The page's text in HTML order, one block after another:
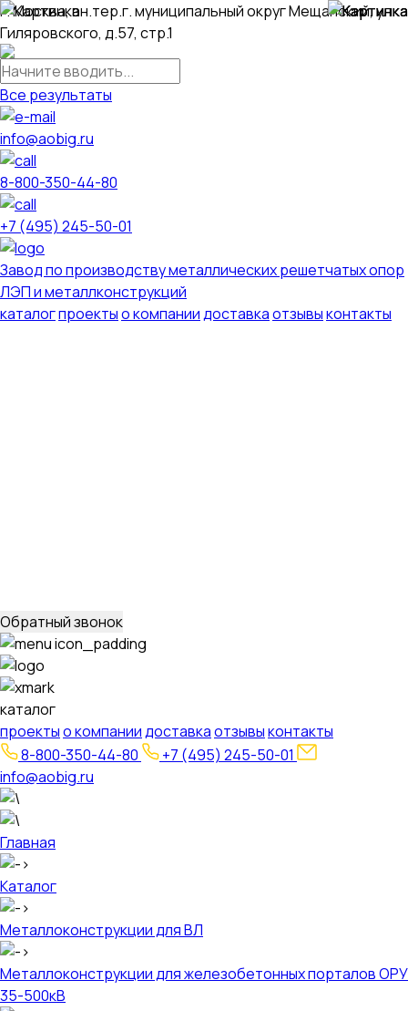
г. Москва, вн.тер.г. муниципальный округ Мещанский, ул.
Гиляровского, д.57, стр.1
Все результаты
info@aobig.ru
8-800-350-44-80
+7 (495) 245-50-01
Завод по производству металлических решетчатых опор
ЛЭП и металлконструкций
каталогпроектыо компаниидоставкаотзывыконтакты
Обратный звонок
каталог
проектыо компаниидоставкаотзывыконтакты
8-800-350-44-80
+7 (495) 245-50-01
info@aobig.ru
Главная
Каталог
Металлоконструкции для ВЛ
Металлоконструкции для железобетонных порталов ОРУ
35-500кВ